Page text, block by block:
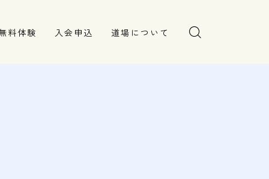
料体験 入会申込 道場について